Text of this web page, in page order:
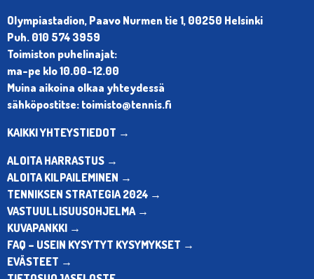
Olympiastadion, Paavo Nurmen tie 1, 00250 Helsinki
Puh. 010 574 3959
Toimiston puhelinajat:
ma-pe klo 10.00-12.00
Muina aikoina olkaa yhteydessä
sähköpostitse: toimisto@tennis.fi
KAIKKI YHTEYSTIEDOT →
ALOITA HARRASTUS →
ALOITA KILPAILEMINEN →
TENNIKSEN STRATEGIA 2024 →
VASTUULLISUUSOHJELMA →
KUVAPANKKI →
FAQ – USEIN KYSYTYT KYSYMYKSET →
EVÄSTEET →